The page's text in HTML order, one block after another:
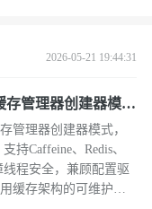
2026-05-21 19:44:31
存管理器创建器模式
管理器创建器模式，
持Caffeine、Redis、
程安全，兼顾配置驱
缓存架构的可维护性